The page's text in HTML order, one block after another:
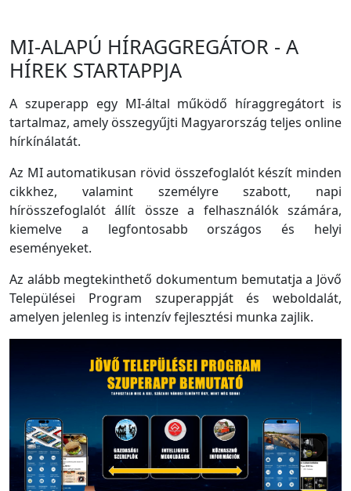
MI-ALAPÚ HÍRAGGREGÁTOR - A
HÍREK STARTAPPJA
A szuperapp egy MI-által működő híraggregátort is
tartalmaz, amely összegyűjti Magyarország teljes online
hírkínálatát.
Az MI automatikusan rövid összefoglalót készít minden
cikkhez, valamint személyre szabott, napi
hírösszefoglalót állít össze a felhasználók számára,
kiemelve a legfontosabb országos és helyi
eseményeket.
Az alább megtekinthető dokumentum bemutatja a Jövő
Települései Program szuperappját és weboldalát,
amelyen jelenleg is intenzív fejlesztési munka zajlik.